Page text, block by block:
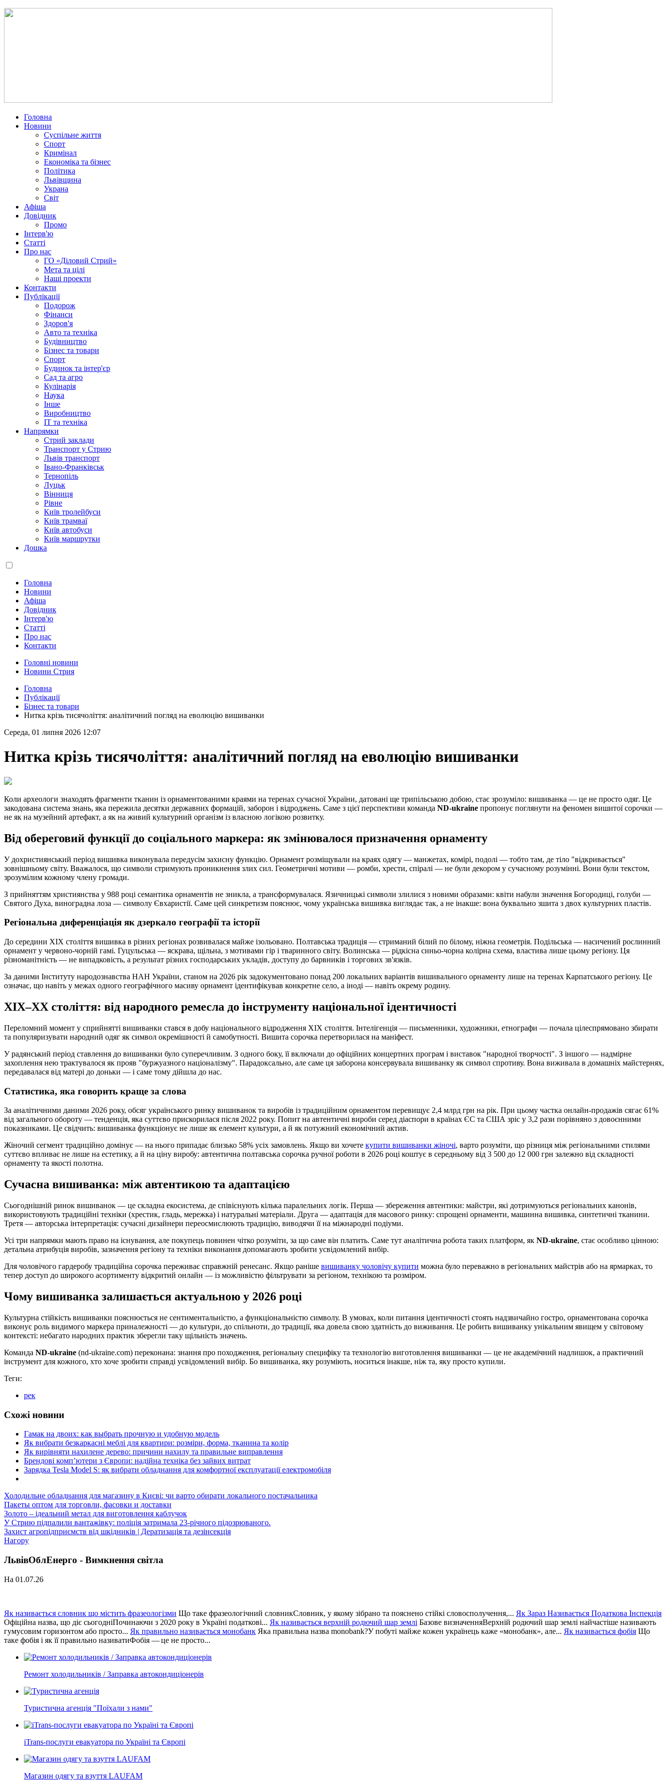
Головна
Новини
Суспільне життя
Спорт
Кримінал
Економіка та бізнес
Політика
Львівщина
Украна
Світ
Афіша
Довідник
Промо
Інтерв'ю
Статті
Про нас
ГО «Діловий Стрий»
Мета та цілі
Наші проекти
Контакти
Публікації
Подорож
Фінанси
Здоров'я
Авто та техніка
Будівництво
Бізнес та товари
Спорт
Будинок та інтер'єр
Сад та агро
Кулінарія
Наука
Інше
Виробництво
IT та техніка
Напрямки
Стрий заклади
Транспорт у Стрию
Львів транспорт
Івано-Франківськ
Тернопіль
Луцьк
Вінниця
Рівне
Київ тролейбуси
Київ трамваї
Київ автобуси
Київ маршрутки
Дошка
Головна
Новини
Афіша
Довідник
Інтерв'ю
Статті
Про нас
Контакти
Головні новини
Новини Стрия
Головна
Публікації
Бізнес та товари
Нитка крізь тисячоліття: аналітичний погляд на еволюцію вишиванки
Середа, 01 липня 2026 12:07
Нитка крізь тисячоліття: аналітичний погляд на еволюцію вишиванки
Коли археологи знаходять фрагменти тканин із орнаментованими краями на теренах сучасної України, датовані ще трипільською добою, стає зрозуміло: вишиванка — це не просто одяг. Це
закодована система знань, яка пережила десятки державних формацій, заборон і відроджень. Саме з цієї перспективи команда ND-ukraine пропонує поглянути на феномен вишитої сорочки —
не як на музейний артефакт, а як на живий культурний організм із власною логікою розвитку.
Від обереговий функції до соціального маркера: як змінювалося призначення орнаменту
У дохристиянський період вишивка виконувала передусім захисну функцію. Орнамент розміщували на краях одягу — манжетах, комірі, подолі — тобто там, де тіло "відкривається"
зовнішньому світу. Вважалося, що символи стримують проникнення злих сил. Геометричні мотиви — ромби, хрести, спіралі — не були декором у сучасному розумінні. Вони були текстом,
зрозумілим кожному члену громади.
З прийняттям християнства у 988 році семантика орнаментів не зникла, а трансформувалася. Язичницькі символи злилися з новими образами: квіти набули значення Богородиці, голуби —
Святого Духа, виноградна лоза — символу Євхаристії. Саме цей синкретизм пояснює, чому українська вишивка виглядає так, а не інакше: вона буквально зшита з двох культурних пластів.
Регіональна диференціація як дзеркало географії та історії
До середини XIX століття вишивка в різних регіонах розвивалася майже ізольовано. Полтавська традиція — стриманий білий по білому, ніжна геометрія. Подільська — насичений рослинний
орнамент у червоно-чорній гамі. Гуцульська — яскрава, щільна, з мотивами гір і тваринного світу. Волинська — рідкісна синьо-чорна колірна схема, властива лише цьому регіону. Ця
різноманітність — не випадковість, а результат різних господарських укладів, доступу до барвників і торгових зв'язків.
За даними Інституту народознавства НАН України, станом на 2026 рік задокументовано понад 200 локальних варіантів вишивального орнаменту лише на теренах Карпатського регіону. Це
означає, що навіть у межах одного географічного масиву орнамент ідентифікував конкретне село, а іноді — навіть окрему родину.
XIX–XX століття: від народного ремесла до інструменту національної ідентичності
Переломний момент у сприйнятті вишиванки стався в добу національного відродження XIX століття. Інтелігенція — письменники, художники, етнографи — почала цілеспрямовано збирати
та популяризувати народний одяг як символ окремішності й самобутності. Вишита сорочка перетворилася на маніфест.
У радянський період ставлення до вишиванки було суперечливим. З одного боку, її включали до офіційних концертних програм і виставок "народної творчості". З іншого — надмірне
захоплення нею трактувалося як прояв "буржуазного націоналізму". Парадоксально, але саме ця заборона консервувала вишиванку як символ спротиву. Вона виживала в домашніх майстернях,
передавалася від матері до доньки — і саме тому дійшла до нас.
Статистика, яка говорить краще за слова
За аналітичними даними 2026 року, обсяг українського ринку вишиванок та виробів із традиційним орнаментом перевищує 2,4 млрд грн на рік. При цьому частка онлайн-продажів сягає 61%
від загального обороту — тенденція, яка суттєво прискорилася після 2022 року. Попит на автентичні вироби серед діаспори в країнах ЄС та США зріс у 3,2 рази порівняно з довоєнними
показниками. Це свідчить: вишиванка функціонує не лише як елемент культури, а й як потужний економічний актив.
Жіночий сегмент традиційно домінує — на нього припадає близько 58% усіх замовлень. Якщо ви хочете купити вишиванки жіночі, варто розуміти, що різниця між регіональними стилями
суттєво впливає не лише на естетику, а й на ціну виробу: автентична полтавська сорочка ручної роботи в 2026 році коштує в середньому від 3 500 до 12 000 грн залежно від складності
орнаменту та якості полотна.
Сучасна вишиванка: між автентикою та адаптацією
Сьогоднішній ринок вишиванок — це складна екосистема, де співіснують кілька паралельних логік. Перша — збереження автентики: майстри, які дотримуються регіональних канонів,
використовують традиційні техніки (хрестик, гладь, мережка) і натуральні матеріали. Друга — адаптація для масового ринку: спрощені орнаменти, машинна вишивка, синтетичні тканини.
Третя — авторська інтерпретація: сучасні дизайнери переосмислюють традицію, виводячи її на міжнародні подіуми.
Усі три напрямки мають право на існування, але покупець повинен чітко розуміти, за що саме він платить. Саме тут аналітична робота таких платформ, як ND-ukraine, стає особливо цінною:
детальна атрибуція виробів, зазначення регіону та техніки виконання допомагають зробити усвідомлений вибір.
Для чоловічого гардеробу традиційна сорочка переживає справжній ренесанс. Якщо раніше вишиванку чоловічу купити можна було переважно в регіональних майстрів або на ярмарках, то
тепер доступ до широкого асортименту відкритий онлайн — із можливістю фільтрувати за регіоном, технікою та розміром.
Чому вишиванка залишається актуальною у 2026 році
Культурна стійкість вишиванки пояснюється не сентиментальністю, а функціональністю символу. В умовах, коли питання ідентичності стоять надзвичайно гостро, орнаментована сорочка
виконує роль видимого маркера приналежності — до культури, до спільноти, до традиції, яка довела свою здатність до виживання. Це робить вишиванку унікальним явищем у світовому
контексті: небагато народних практик зберегли таку щільність значень.
Команда ND-ukraine (nd-ukraine.com) переконана: знання про походження, регіональну специфіку та технологію виготовлення вишиванки — це не академічний надлишок, а практичний
інструмент для кожного, хто хоче зробити справді усвідомлений вибір. Бо вишиванка, яку розуміють, носиться інакше, ніж та, яку просто купили.
Теги:
рек
Схожі новини
Гамак на двоих: как выбрать прочную и удобную модель
Як вибрати безкаркасні меблі для квартири: розміри, форма, тканина та колір
Як вирівняти нахилене дерево: причини нахилу та правильне виправлення
Брендові комп’ютери з Європи: надійна техніка без зайвих витрат
Зарядка Tesla Model S: як вибрати обладнання для комфортної експлуатації електромобіля
Холодильне обладнання для магазину в Києві: чи варто обирати локального постачальника
Пакеты оптом для торговли, фасовки и доставки
Золото – ідеальний метал для виготовлення каблучок
У Стрию підпалили вантажівку: поліція затримала 23-річного підозрюваного.
Захист агропідприємств від шкідників | Дератизація та дезінсекція
Нагору
ЛьвівОблЕнерго - Вимкнення світла
На 01.07.26
Як називається словник що містить фразеологізми Що таке фразеологічний словникСловник, у якому зібрано та пояснено стійкі словосполучення,... Як Зараз Називається Податкова Інспекція
Офіційна назва, що діє сьогодніПочинаючи з 2020 року в Україні податкові... Як називається верхній родючий шар землі Базове визначенняВерхній родючий шар землі найчастіше називають
гумусовим горизонтом або просто... Як правильно називається монобанк Яка правильна назва monobank?У побуті майже кожен українець каже «монобанк», але... Як називається фобія Що
таке фобія і як її правильно називатиФобія — це не просто...
Ремонт холодильників / Заправка автокондиціонерів
Туристична агенція "Поїхали з нами"
iTrans-послуги евакуатора по Україні та Європі
Магазин одягу та взуття LAUFAM